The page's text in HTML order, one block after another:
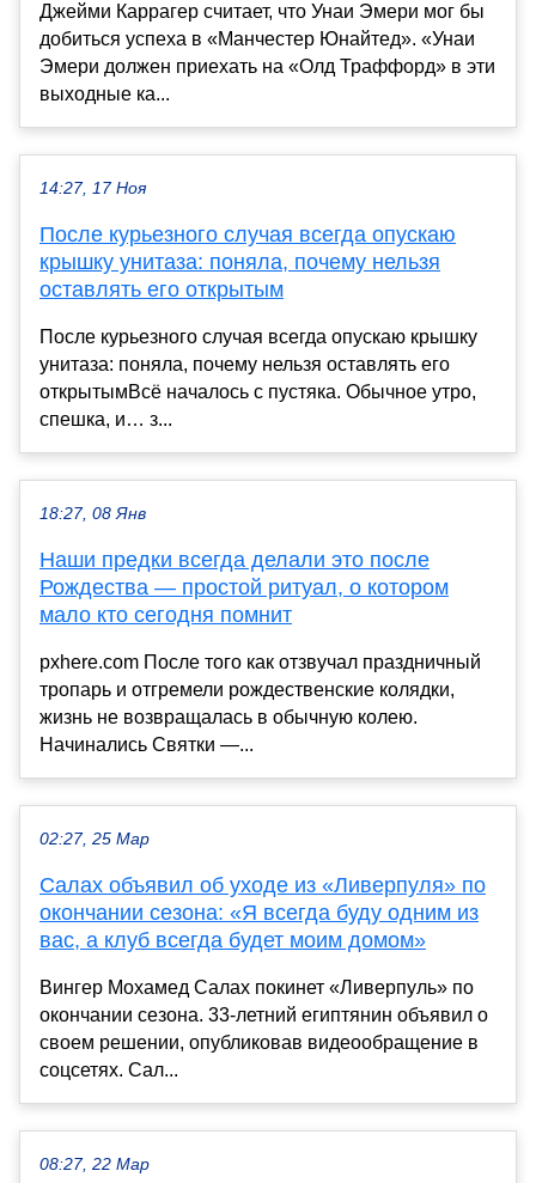
Джейми Каррагер считает, что Унаи Эмери мог бы
добиться успеха в «Манчестер Юнайтед». «Унаи
Эмери должен приехать на «Олд Траффорд» в эти
выходные ка...
14:27, 17 Ноя
После курьезного случая всегда опускаю
крышку унитаза: поняла, почему нельзя
оставлять его открытым
После курьезного случая всегда опускаю крышку
унитаза: поняла, почему нельзя оставлять его
открытымВсё началось с пустяка. Обычное утро,
спешка, и… з...
18:27, 08 Янв
Наши предки всегда делали это после
Рождества — простой ритуал, о котором
мало кто сегодня помнит
pxhere.com После того как отзвучал праздничный
тропарь и отгремели рождественские колядки,
жизнь не возвращалась в обычную колею.
Начинались Святки —...
02:27, 25 Мар
Салах объявил об уходе из «Ливерпуля» по
окончании сезона: «Я всегда буду одним из
вас, а клуб всегда будет моим домом»
Вингер Мохамед Салах покинет «Ливерпуль» по
окончании сезона. 33-летний египтянин объявил о
своем решении, опубликовав видеообращение в
соцсетях. Сал...
08:27, 22 Мар